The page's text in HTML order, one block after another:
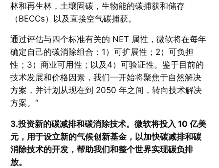
林和再生林，土壤固碳，生物能的碳捕获和储存
（BECCs）以及直接空气碳捕获。
通过评估与四个标准有关的 NET 属性，微软将在每年
确定自己的碳消除组合：1）可扩展性；2）可负担
性；3）商业可用性；以及4）可验证性。鉴于目前的
技术发展和价格因素，我们一开始将聚焦于自然解决
方案，并计划从现在到 2050 年之间，转向技术解决
方案。“
3.投资新的碳减排和碳消除技术。微软将投入 10 亿美
元，用于设立新的气候创新基金，以加快碳减排和碳
消除技术的开发，帮助我们和整个世界实现碳负排
放。